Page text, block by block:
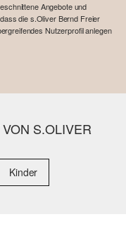
Angebote und
die s.Oliver Bernd Freier
Nutzerprofil anlegen
S.OLIVER
Kinder